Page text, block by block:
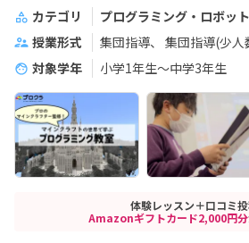
カテゴリ プログラミング・ロボッ
授業形式
集団指導
集団指導(少人
対象学年
小学1年生～中学3年生
体験レッスン＋口コミ
Amazonギフトカード2,000円分